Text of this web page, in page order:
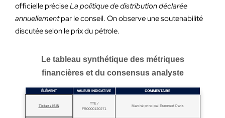
officielle préciseLa politique de distribution déclarée
annuellementpar le conseil. On observe une soutenabilité
discutée selon le prix du pétrole.
Le tableau synthétique des métriques
financières et du consensus analyste
ÉLÉMENT VALEUR INDICATIVE COMMENTAIRE
Ticker / ISIN
TTE /
FR0000120271
Marché principal Euronext Paris